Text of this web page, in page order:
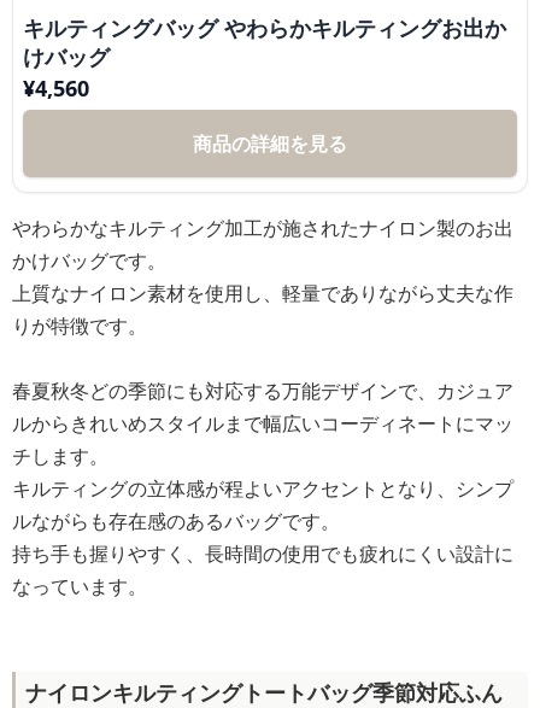
キルティングバッグ やわらかキルティングお出か
けバッグ
¥4,560
商品の詳細を見る
やわらかなキルティング加工が施されたナイロン製のお出
かけバッグです。
上質なナイロン素材を使用し、軽量でありながら丈夫な作
りが特徴です。
春夏秋冬どの季節にも対応する万能デザインで、カジュア
ルからきれいめスタイルまで幅広いコーディネートにマッ
チします。
キルティングの立体感が程よいアクセントとなり、シンプ
ルながらも存在感のあるバッグです。
持ち手も握りやすく、長時間の使用でも疲れにくい設計に
なっています。
ナイロンキルティングトートバッグ季節対応ふん